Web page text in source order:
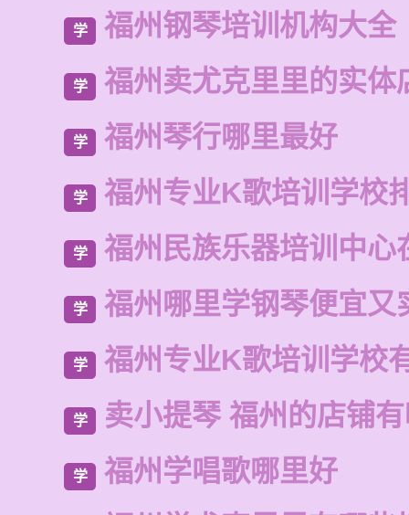
学 福州钢琴培训机构大全
学 福州卖尤克里里的实体
学 福州琴行哪里最好
学 福州专业K歌培训学校
学 福州民族乐器培训中心
学 福州哪里学钢琴便宜又
学 福州专业K歌培训学校
学 卖小提琴 福州的店铺
学
福州学唱歌哪里好